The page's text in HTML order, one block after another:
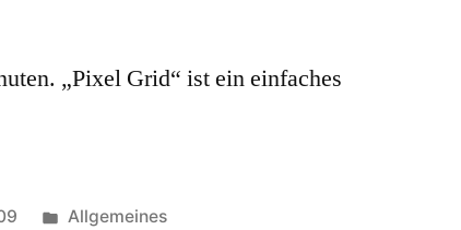
„Pixel Grid“ ist ein einfaches
Posted
Allgemeines